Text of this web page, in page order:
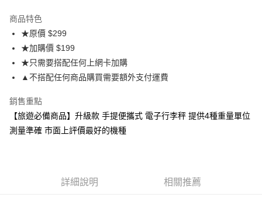
悠遊付
ATM付款
運送方式
便利帶 2~3工作天(國定假日無配送)
每筆NT$65，滿NT$199(含以上)免運費
到店自取-台北信義門市 (租借商品請先詢問客服)
商品特色
★原價 $299
★加購價 $199
★只需要搭配任何上網卡加購
▲不搭配任何商品購買需要額外支付運費
銷售重點
【旅遊必備商品】升級款 手提便攜式 電子行李秤 提供4種重量單位
測量準確 市面上評價最好的機種
詳細說明 相關推薦